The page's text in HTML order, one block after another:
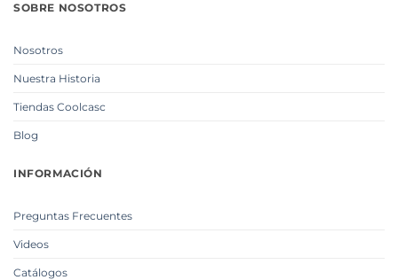
SOBRE NOSOTROS
Nosotros
Nuestra Historia
Tiendas Coolcasc
Blog
INFORMACIÓN
Preguntas Frecuentes
Videos
Catálogos